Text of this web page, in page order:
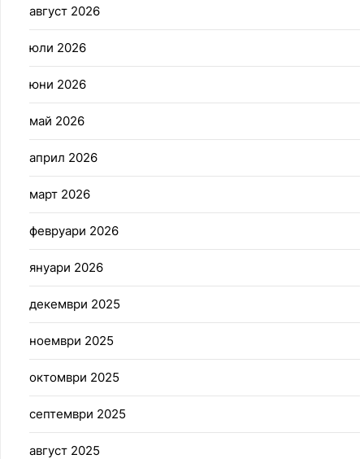
август 2026
юли 2026
юни 2026
май 2026
април 2026
март 2026
февруари 2026
януари 2026
декември 2025
ноември 2025
октомври 2025
септември 2025
август 2025